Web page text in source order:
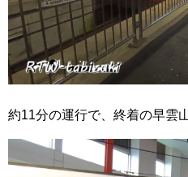
約11分の運行で、終着の早雲